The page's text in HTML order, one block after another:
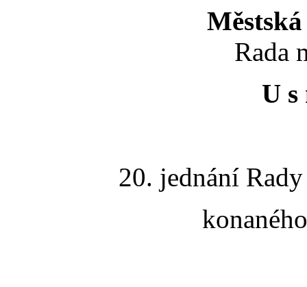
Rada
U s
20. jednání